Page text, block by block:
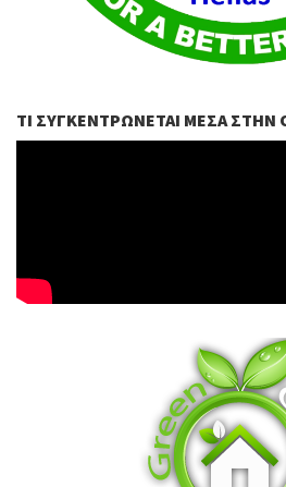
ΤΙ ΣΥΓΚΕΝΤΡΏΝΕΤΑΙ ΜΈΣΑ ΣΤΗΝ